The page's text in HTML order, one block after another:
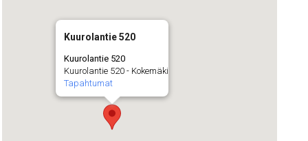
Kuurolantie 520
Kuurolantie 520
Kuurolantie 520 - Kokemäki
Tapahtumat